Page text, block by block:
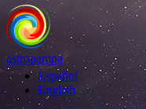
astropampa
Español
English